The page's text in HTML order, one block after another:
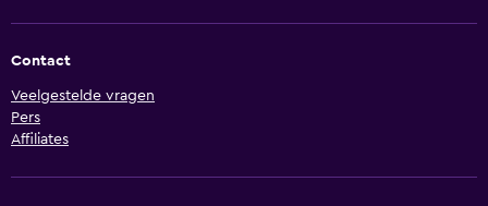
Contact
Veelgestelde vragen
Pers
Affiliates